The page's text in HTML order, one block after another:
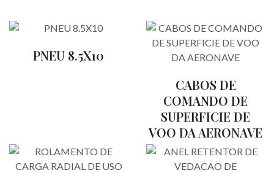
PNEU 8.5X10
CABOS DE
COMANDO DE
SUPERFICIE DE
VOO DA AERONAVE